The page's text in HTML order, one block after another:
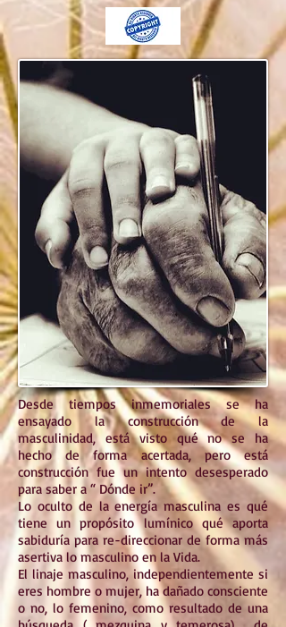
Desde tiempos inmemoriales se ha
ensayado la construcción de la
masculinidad, está visto qué no se ha
hecho de forma acertada, pero está
construcción fue un intento desesperado
para saber a “ Dónde ir”.
Lo oculto de la energía masculina es qué
tiene un propósito lumínico qué aporta
sabiduría para re-direccionar de forma más
asertiva lo masculino en la Vida.
El linaje masculino, independientemente si
eres hombre o mujer, ha dañado consciente
o no, lo femenino, como resultado de una